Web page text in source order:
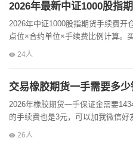
2026年中证1000股指期货手续费开
点位×合约单位×手续费比例计算。
24人
交易橡胶期货一手需要多少
2026年橡胶期货一手保证金需要
的手续费也是3元，可以加我微信好
26人